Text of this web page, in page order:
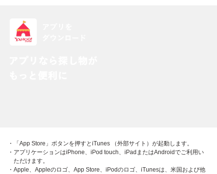
・「App Store」ボタンを押すとiTunes （外部サイト）が起動します。
・アプリケーションはiPhone、iPod touch、iPadまたはAndroidでご利用い
ただけます。
・Apple、Appleのロゴ、App Store、iPodのロゴ、iTunesは、米国および他